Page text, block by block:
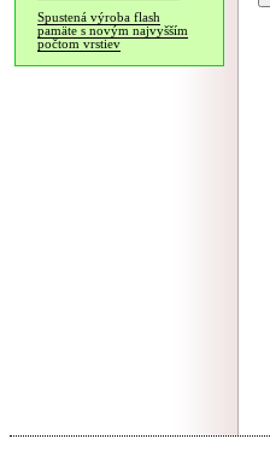
Spustená výroba flash
pamäte s novým najvyšším
počtom vrstiev